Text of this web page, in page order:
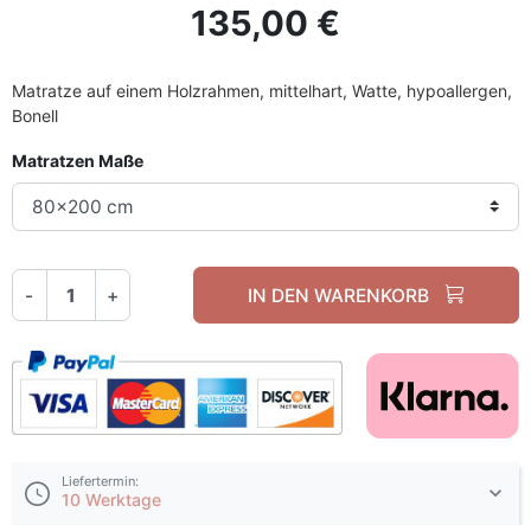
135,00 €
Matratze auf einem Holzrahmen, mittelhart, Watte, hypoallergen,
Bonell
Matratzen Maße
- + IN DEN WARENKORB
Liefertermin:
10 Werktage